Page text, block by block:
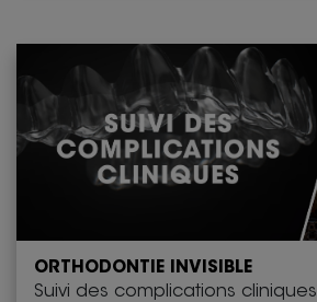
ORTHODONTIE INVISIBLE
Suivi des complications cliniques